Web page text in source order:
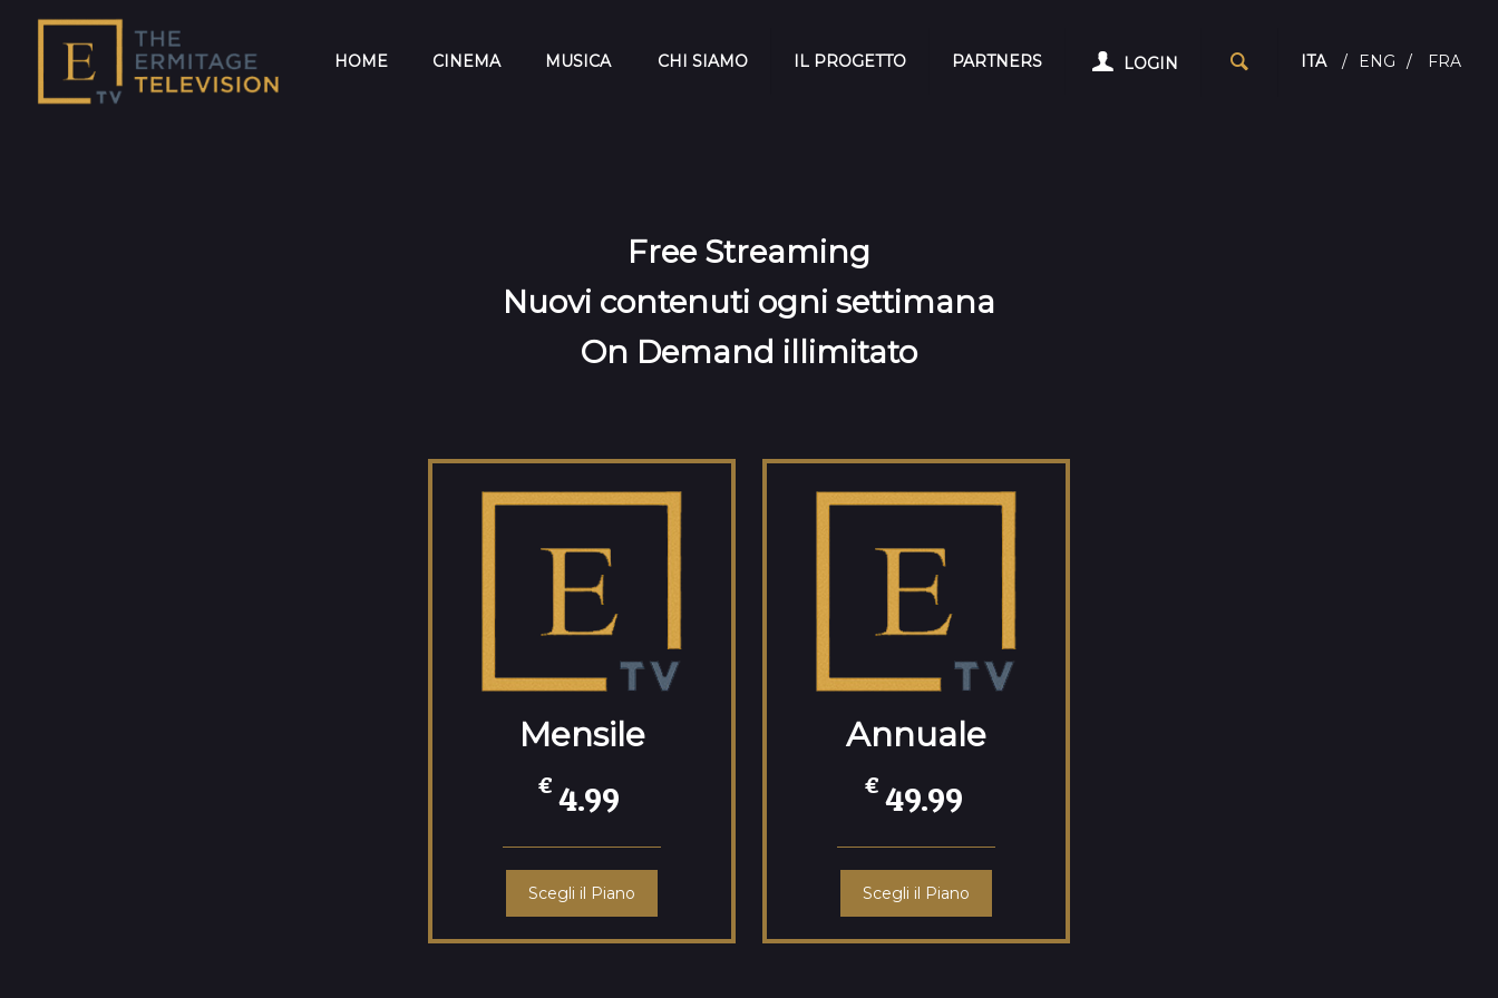
HOME CINEMA MUSICA CHI SIAMO IL PROGETTO PARTNERS LOGIN ITA / ENG / FRA
Free Streaming
Nuovi contenuti ogni settimana
On Demand illimitato
Mensile
€ 4.99
Scegli il Piano
Annuale
€ 49.99
Scegli il Piano